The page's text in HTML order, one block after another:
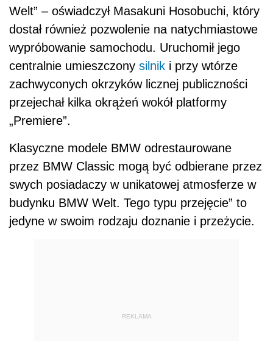
Welt” – oświadczył Masakuni Hosobuchi, który
dostał również pozwolenie na natychmiastowe
wypróbowanie samochodu. Uruchomił jego
centralnie umieszczony silnik i przy wtórze
zachwyconych okrzyków licznej publiczności
przejechał kilka okrążeń wokół platformy
„Premiere”.
Klasyczne modele BMW odrestaurowane
przez BMW Classic mogą być odbierane przez
swych posiadaczy w unikatowej atmosferze w
budynku BMW Welt. Tego typu przejęcie” to
jedyne w swoim rodzaju doznanie i przeżycie.
REKLAMA